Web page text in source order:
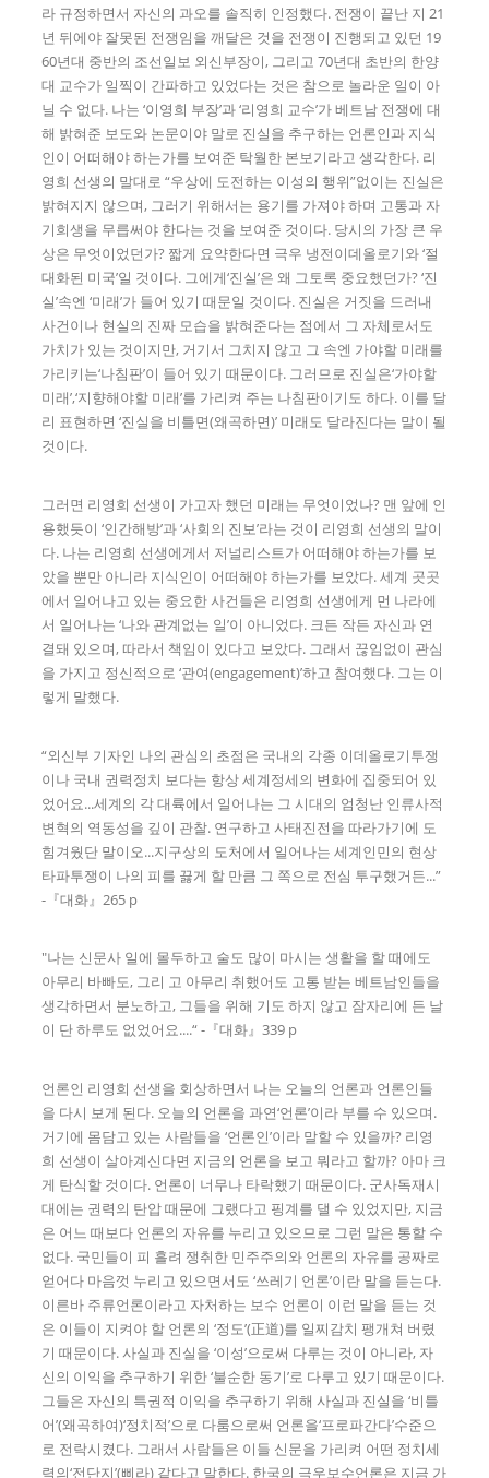
라 규정하면서 자신의 과오를 솔직히 인정했다. 전쟁이 끝난 지 21
년 뒤에야 잘못된 전쟁임을 깨달은 것을 전쟁이 진행되고 있던 19
60년대 중반의 조선일보 외신부장이, 그리고 70년대 초반의 한양
대 교수가 일찍이 간파하고 있었다는 것은 참으로 놀라운 일이 아
닐 수 없다. 나는 ‘이영희 부장’과 ‘리영희 교수’가 베트남 전쟁에 대
해 밝혀준 보도와 논문이야 말로 진실을 추구하는 언론인과 지식
인이 어떠해야 하는가를 보여준 탁월한 본보기라고 생각한다. 리
영희 선생의 말대로 “우상에 도전하는 이성의 행위”없이는 진실은
밝혀지지 않으며, 그러기 위해서는 용기를 가져야 하며 고통과 자
기희생을 무릅써야 한다는 것을 보여준 것이다. 당시의 가장 큰 우
상은 무엇이었던가? 짧게 요약한다면 극우 냉전이데올로기와 ‘절
대화된 미국’일 것이다. 그에게‘진실’은 왜 그토록 중요했던가? ‘진
실’속엔 ‘미래’가 들어 있기 때문일 것이다. 진실은 거짓을 드러내
사건이나 현실의 진짜 모습을 밝혀준다는 점에서 그 자체로서도
가치가 있는 것이지만, 거기서 그치지 않고 그 속엔 가야할 미래를
가리키는‘나침판’이 들어 있기 때문이다. 그러므로 진실은‘가야할
미래’,‘지향해야할 미래’를 가리켜 주는 나침판이기도 하다. 이를 달
리 표현하면 ‘진실을 비틀면(왜곡하면)’ 미래도 달라진다는 말이 될
것이다.
그러면 리영희 선생이 가고자 했던 미래는 무엇이었나? 맨 앞에 인
용했듯이 ‘인간해방’과 ‘사회의 진보’라는 것이 리영희 선생의 말이
다. 나는 리영희 선생에게서 저널리스트가 어떠해야 하는가를 보
았을 뿐만 아니라 지식인이 어떠해야 하는가를 보았다. 세계 곳곳
에서 일어나고 있는 중요한 사건들은 리영희 선생에게 먼 나라에
서 일어나는 ‘나와 관계없는 일’이 아니었다. 크든 작든 자신과 연
결돼 있으며, 따라서 책임이 있다고 보았다. 그래서 끊임없이 관심
을 가지고 정신적으로 ‘관여(engagement)’하고 참여했다. 그는 이
렇게 말했다.
“외신부 기자인 나의 관심의 초점은 국내의 각종 이데올로기투쟁
이나 국내 권력정치 보다는 항상 세계정세의 변화에 집중되어 있
었어요...세계의 각 대륙에서 일어나는 그 시대의 엄청난 인류사적
변혁의 역동성을 깊이 관찰. 연구하고 사태진전을 따라가기에 도
힘겨웠단 말이오...지구상의 도처에서 일어나는 세계인민의 현상
타파투쟁이 나의 피를 끓게 할 만큼 그 쪽으로 전심 투구했거든...”
-『대화』265 p
"나는 신문사 일에 몰두하고 술도 많이 마시는 생활을 할 때에도
아무리 바빠도, 그리 고 아무리 취했어도 고통 받는 베트남인들을
생각하면서 분노하고, 그들을 위해 기도 하지 않고 잠자리에 든 날
이 단 하루도 없었어요....“ -『대화』339 p
언론인 리영희 선생을 회상하면서 나는 오늘의 언론과 언론인들
을 다시 보게 된다. 오늘의 언론을 과연‘언론’이라 부를 수 있으며.
거기에 몸담고 있는 사람들을 ‘언론인’이라 말할 수 있을까? 리영
희 선생이 살아계신다면 지금의 언론을 보고 뭐라고 할까? 아마 크
게 탄식할 것이다. 언론이 너무나 타락했기 때문이다. 군사독재시
대에는 권력의 탄압 때문에 그랬다고 핑계를 댈 수 있었지만, 지금
은 어느 때보다 언론의 자유를 누리고 있으므로 그런 말은 통할 수
없다. 국민들이 피 흘려 쟁취한 민주주의와 언론의 자유를 공짜로
얻어다 마음껏 누리고 있으면서도 ‘쓰레기 언론’이란 말을 듣는다.
이른바 주류언론이라고 자처하는 보수 언론이 이런 말을 듣는 것
은 이들이 지켜야 할 언론의 ‘정도’(正道)를 일찌감치 팽개쳐 버렸
기 때문이다. 사실과 진실을 ‘이성’으로써 다루는 것이 아니라, 자
신의 이익을 추구하기 위한 ‘불순한 동기’로 다루고 있기 때문이다.
그들은 자신의 특권적 이익을 추구하기 위해 사실과 진실을 ‘비틀
어’(왜곡하여)‘정치적’으로 다룸으로써 언론을‘프로파간다’수준으
로 전락시켰다. 그래서 사람들은 이들 신문을 가리켜 어떤 정치세
력의‘전단지’(삐라) 같다고 말한다. 한국의 극우보수언론은 지금 가